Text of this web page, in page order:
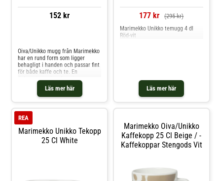
152 kr
Läs mer här
Oiva/Unikko mugg från Marimekko
har en rund form som ligger
behagligt i handen och passar fint
för både kaffe och te. En
dekorativ vardagsfavorit som
adderar färg, karaktär och
skandinavisk designkänsla till
köket.Om muggen från
Dekorativt blommönster med
klassisk Marimekko-känsla.- Rund
form för en behaglig användning.-
Passar för varma drycker som
kaffe och te.- Fin både till
177 kr (295 kr)
Läs mer här
Marimekko Unikko temugg 4 dl
Röd-vit
Marimekko Unikko Tekopp
25 Cl White
REA
Marimekko Oiva/unikko
Kaffekopp 25 Cl Beige / -
Kaffekoppar Stengods Vit